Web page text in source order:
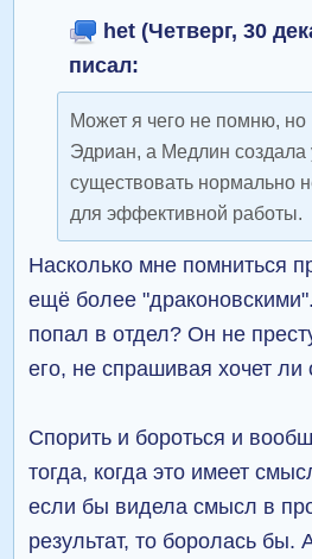
het (Четверг, 30
писал:
Может я чего не помню, но
Эдриан, а Медлин создала
существовать нормально
для эффективной работы.
Насколько мне помниться
ещё более
попал в отдел? Он не
его, не спрашивая хочет
Спорить и бороться и
тогда, когда это имеет
если бы видела смысл в
результат, то боролась бы.